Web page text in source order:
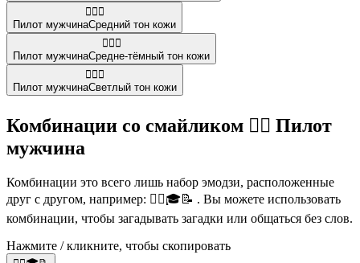
👨🏽‍✈️
Пилот мужчинаСредний тон кожи
👨🏾‍✈️
Пилот мужчинаСредне-тёмный тон кожи
👨🏻‍✈️
Пилот мужчинаСветлый тон кожи
Комбинации со смайликом 👨‍✈️ Пилот
мужчина
Комбинации это всего лишь набор эмодзи, расположенные
друг с другом, например: 👨‍✈️🎓📝 . Вы можете использовать
комбинации, чтобы загадывать загадки или общаться без слов.
Нажмите / кликните, чтобы скопировать